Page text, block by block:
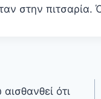
στην
ότι